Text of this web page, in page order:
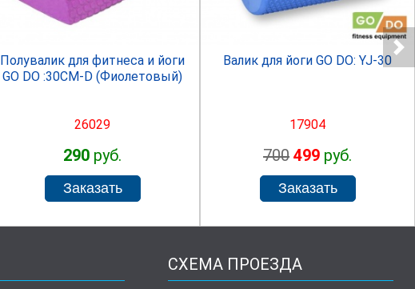
Полувалик для фитнеса и йоги
GO DO :30СМ-D (Фиолетовый)
26029
290 руб.
Валик для йоги GO DO: YJ-30
17904
700 499 руб.
СХЕМА ПРОЕЗДА